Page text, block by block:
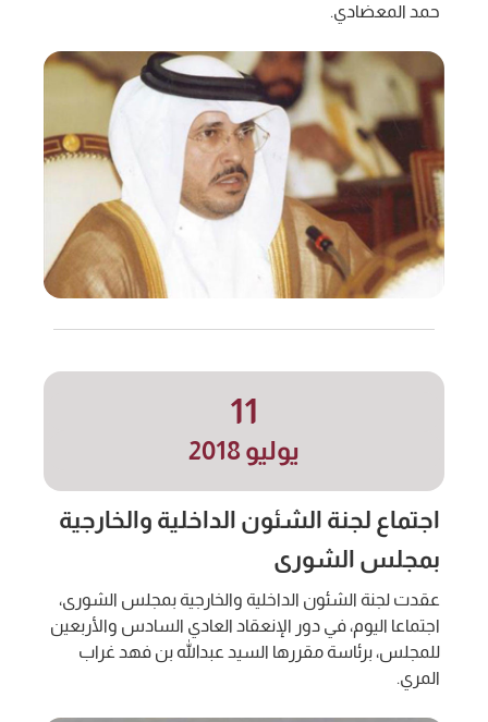
حمد المعضادي.
11
يوليو 2018
اجتماع لجنة الشئون الداخلية والخارجية
بمجلس الشورى
عقدت لجنة الشئون الداخلية والخارجية بمجلس الشورى،
اجتماعا اليوم، في دور الإنعقاد العادي السادس والأربعين
للمجلس، برئاسة مقررها السيد عبدالله بن فهد غراب
المري.